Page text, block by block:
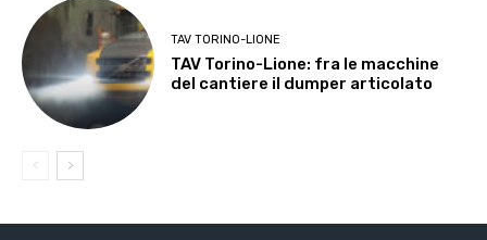
TAV TORINO-LIONE
TAV Torino-Lione: fra le macchine
del cantiere il dumper articolato